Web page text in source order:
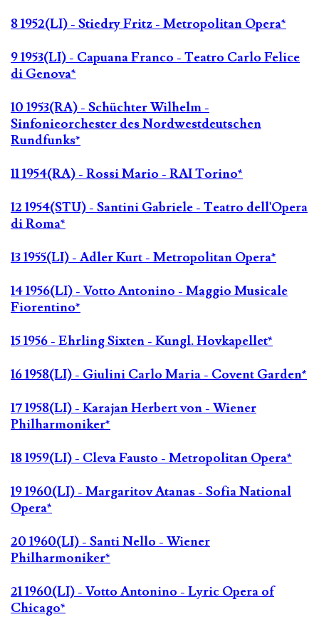
8 1952(LI) - Stiedry Fritz - Metropolitan Opera*
9 1953(LI) - Capuana Franco - Teatro Carlo Felice
di Genova*
10 1953(RA) - Schüchter Wilhelm -
Sinfonieorchester des Nordwestdeutschen
Rundfunks*
11 1954(RA) - Rossi Mario - RAI Torino*
12 1954(STU) - Santini Gabriele - Teatro dell'Opera
di Roma*
13 1955(LI) - Adler Kurt - Metropolitan Opera*
14 1956(LI) - Votto Antonino - Maggio Musicale
Fiorentino*
15 1956 - Ehrling Sixten - Kungl. Hovkapellet*
16 1958(LI) - Giulini Carlo Maria - Covent Garden*
17 1958(LI) - Karajan Herbert von - Wiener
Philharmoniker*
18 1959(LI) - Cleva Fausto - Metropolitan Opera*
19 1960(LI) - Margaritov Atanas - Sofia National
Opera*
20 1960(LI) - Santi Nello - Wiener
Philharmoniker*
21 1960(LI) - Votto Antonino - Lyric Opera of
Chicago*